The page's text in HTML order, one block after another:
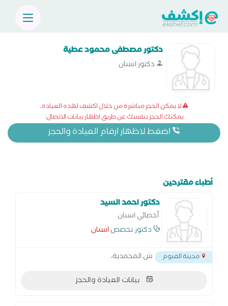
دكتور مصطفى محمود عطية
دكتور اسنان
لا يمكن الحجز مباشرة من خلال اكشف لهذه العيادة،
يمكنك الحجز بنفسك عن طريق اظهار بيانات الاتصال:
اضغط لاظهار ارقام العيادة والحجز
أطباء مقترحين
دكتور احمد السيد
أخصائي اسنان
دكتور تخصصاسنان
مدينة الفيوم ش المحمدية،
بيانات العيادة والحجز